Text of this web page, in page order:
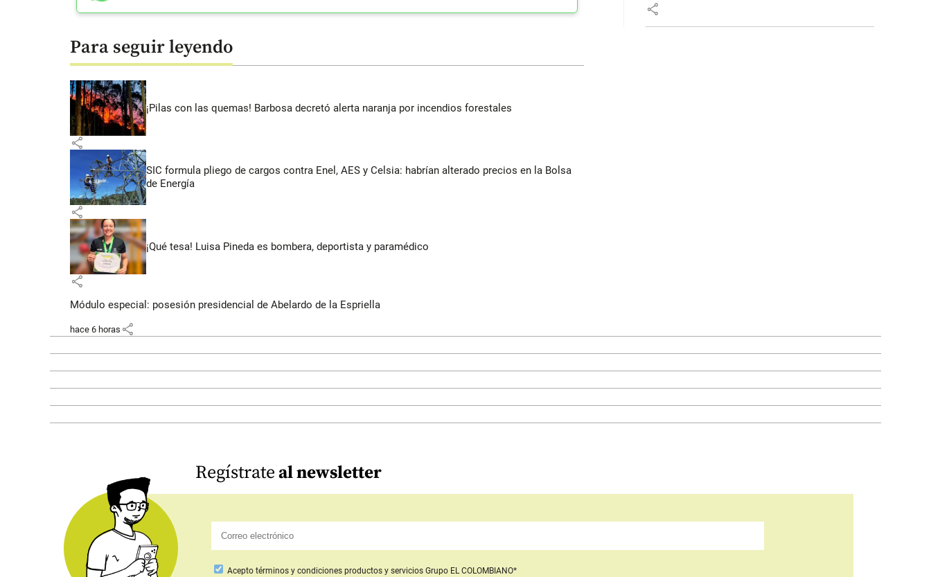
Para seguir leyendo
¡Pilas con las quemas! Barbosa decretó alerta naranja por incendios forestales
share
SIC formula pliego de cargos contra Enel, AES y Celsia: habrían alterado precios en la Bolsa
de Energía
share
¡Qué tesa! Luisa Pineda es bombera, deportista y paramédico
share
Módulo especial: posesión presidencial de Abelardo de la Espriella
hace 6 horas share
share
Regístrateal newsletter
Acepto términos y condiciones productos y servicios Grupo EL COLOMBIANO*